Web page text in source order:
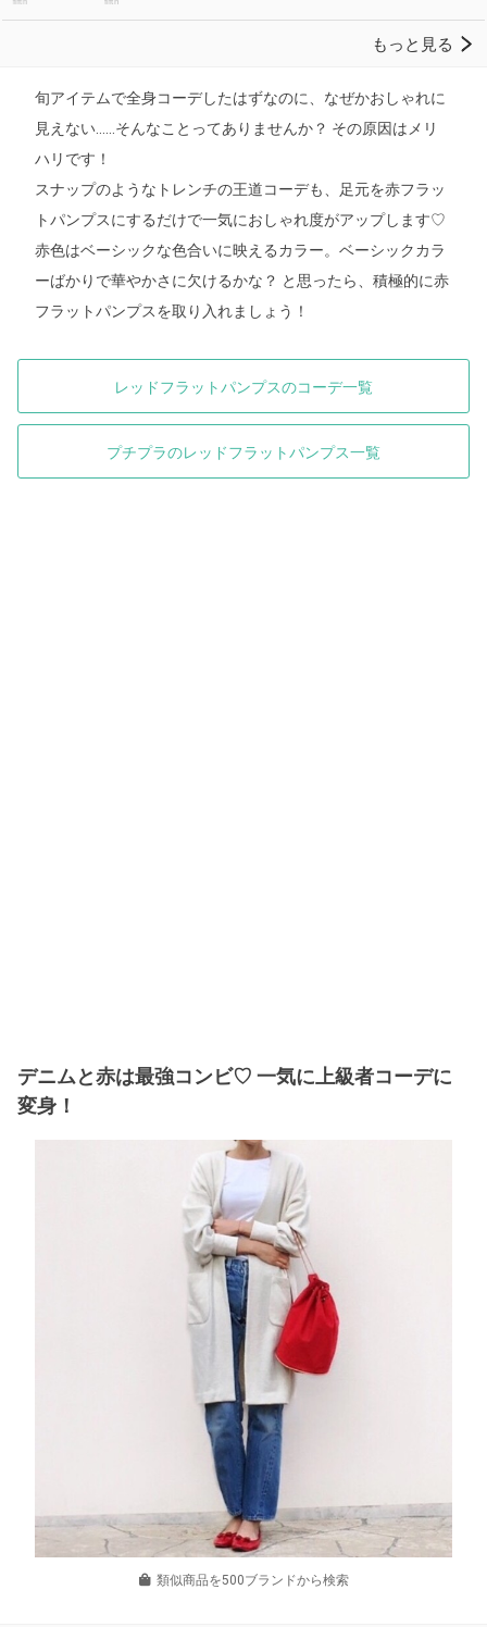
旬アイテムで全身コーデしたはずなのに、なぜかおしゃれに
見えない……そんなことってありませんか？ その原因はメリ
ハリです！
スナップのようなトレンチの王道コーデも、足元を赤フラッ
トパンプスにするだけで一気におしゃれ度がアップします♡
赤色はベーシックな色合いに映えるカラー。ベーシックカラ
ーばかりで華やかさに欠けるかな？ と思ったら、積極的に赤
フラットパンプスを取り入れましょう！
レッドフラットパンプスのコーデ一覧
プチプラのレッドフラットパンプス一覧
デニムと赤は最強コンビ♡ 一気に上級者コーデに
変身！
類似商品を500ブランドから検索